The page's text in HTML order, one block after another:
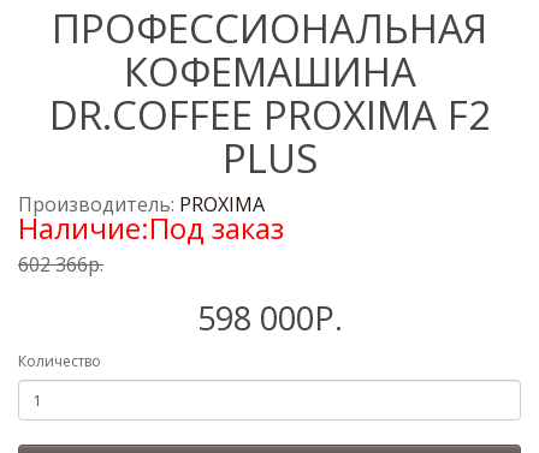
ПРОФЕССИОНАЛЬНАЯ
КОФЕМАШИНА
DR.COFFEE PROXIMA F2
PLUS
Производитель: PROXIMA
Наличие:Под заказ
602 366р.
598 000Р.
Количество